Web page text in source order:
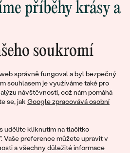
soukromí
správně fungoval a byl bezpečný
souhlasem je využíváme také pro
návštěvnosti, což nám pomáhá
se, jak Google zpracovává osobní
udělíte kliknutím na tlačítko
Vaše preference můžete upravit v
a všechny důležité informace
příběhy krásy a